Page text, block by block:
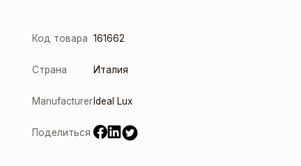
Код товара 161662
Страна Италия
Manufacturer Ideal Lux
Поделиться